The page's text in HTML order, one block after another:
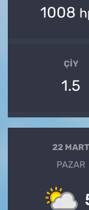
1008
ÇIY
1.5
22 MART
PAZAR